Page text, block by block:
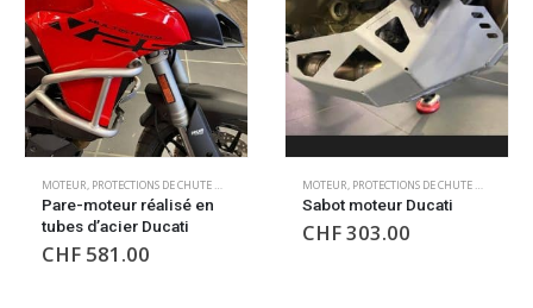
MOTEUR, PROTECTIONS DE CHUTE MOTEUR
Pare-moteur réalisé en
tubes d’acier Ducati
CHF 581.00
MOTEUR, PROTECTIONS DE CHUTE MOTEUR
Sabot moteur Ducati
CHF303.00